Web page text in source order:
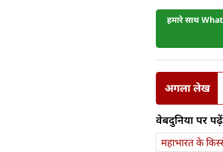
हमारे साथ
अगला लेख
वेबदुनिया पर
महाभारत के